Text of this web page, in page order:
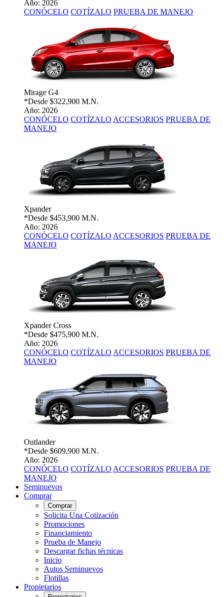
Año: 2026
CONÓCELO COTÍZALO PRUEBA DE MANEJO
Mirage G4
*Desde $322,900 M.N.
Año: 2026
CONÓCELO COTÍZALO ACCESORIOS PRUEBA DE
MANEJO
Xpander
*Desde $453,900 M.N.
Año: 2026
CONÓCELO COTÍZALO ACCESORIOS PRUEBA DE
MANEJO
Xpander Cross
*Desde $475,900 M.N.
Año: 2026
CONÓCELO COTÍZALO ACCESORIOS PRUEBA DE
MANEJO
Outlander
*Desde $609,900 M.N.
Año: 2026
CONÓCELO COTÍZALO ACCESORIOS PRUEBA DE
MANEJO
Seminuevos
Comprar
Comprar
Solicita Una Cotización
Promociones
Financiamiento
Prueba de Manejo
Descargar fichas técnicas
Inicio
Autos Seminuevos
Flotillas
Propietarios